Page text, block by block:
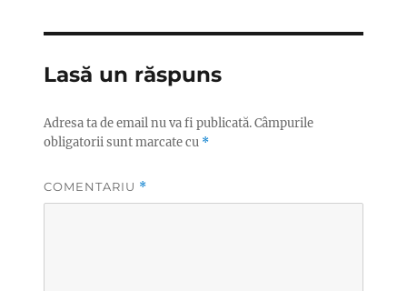
Lasă un răspuns
Adresa ta de email nu va fi publicată.Câmpurile
obligatorii sunt marcate cu *
COMENTARIU *